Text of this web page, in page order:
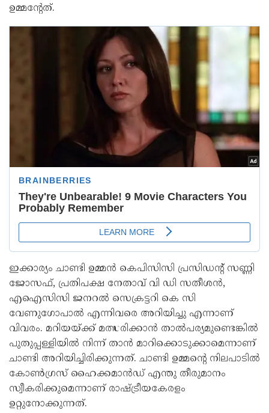
ഉമ്മന്റേത്.
ഇക്കാര്യം ചാണ്ടി ഉമ്മന്‍ കെപിസിസി പ്രസിഡന്റ് സണ്ണി
ജോസഫ്, പ്രതിപക്ഷ നേതാവ് വി ഡി സതീശന്‍,
എഐസിസി ജനറല്‍ സെക്രട്ടറി കെ സി
വേണുഗോപാല്‍ എന്നിവരെ അറിയിച്ചു എന്നാണ്
വിവരം. മറിയയ്ക്ക് മത്സരിക്കാന്‍ താല്‍പര്യമുണ്ടെങ്കില്‍
പുതുപ്പള്ളിയില്‍ നിന്ന് താന്‍ മാറിക്കൊടുക്കാമെന്നാണ്
ചാണ്ടി അറിയിച്ചിരിക്കുന്നത്. ചാണ്ടി ഉമ്മന്റെ നിലപാടില്‍
കോണ്‍ഗ്രസ് ഹൈക്കമാന്‍ഡ് എന്തു തീരുമാനം
സ്വീകരിക്കുമെന്നാണ് രാഷ്ട്രീയകേരളം
ഉറ്റുനോക്കുന്നത്.